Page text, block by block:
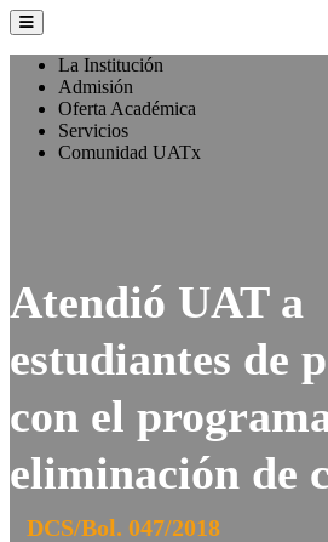
La Institución
Admisión
Oferta Académica
Servicios
Comunidad UATx
Atendió UAT a
estudiantes de
con el
eliminación de
DCS/Bol. 047/2018